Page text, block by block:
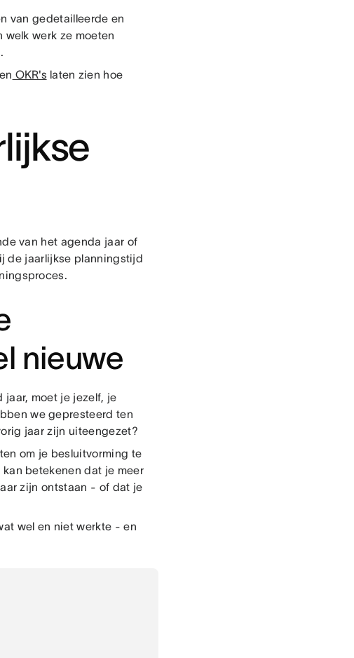
van gedetailleerde en
werk ze moeten
en OKR's laten zien hoe
van het agenda jaar of
de jaarlijkse planningstijd
nieuwe
moet je jezelf, je
we gepresteerd ten
jaar zijn uiteengezet?
om je besluitvorming te
betekenen dat je meer
zijn ontstaan - of dat je
wel en niet werkte - en